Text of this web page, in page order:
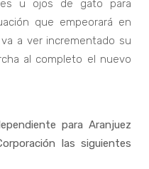
u ojos de gato para
que empeorará en
a ver incrementado su
al completo el nuevo
para Aranjuez
las siguientes